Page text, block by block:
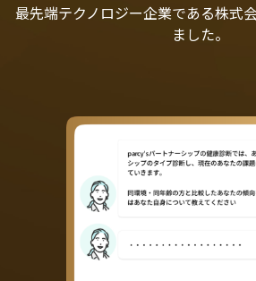
最先端テクノロジー企業である株式
ました。